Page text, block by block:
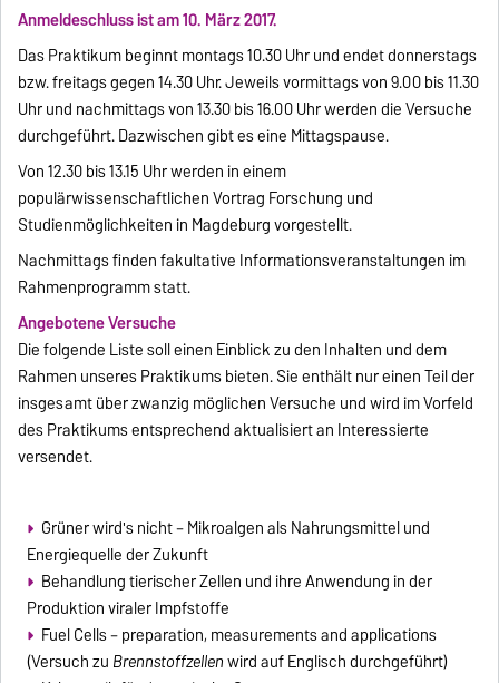
Anmeldeschluss ist am 10. März 2017.
Das Praktikum beginnt montags 10.30 Uhr und endet donnerstags
bzw. freitags gegen 14.30 Uhr. Jeweils vormittags von 9.00 bis 11.30
Uhr und nachmittags von 13.30 bis 16.00 Uhr werden die Versuche
durchgeführt. Dazwischen gibt es eine Mittagspause.
Von 12.30 bis 13.15 Uhr werden in einem
populärwissenschaftlichen Vortrag Forschung und
Studienmöglichkeiten in Magdeburg vorgestellt.
Nachmittags finden fakultative Informationsveranstaltungen im
Rahmenprogramm statt.
Angebotene Versuche
Die folgende Liste soll einen Einblick zu den Inhalten und dem
Rahmen unseres Praktikums bieten. Sie enthält nur einen Teil der
insgesamt über zwanzig möglichen Versuche und wird im Vorfeld
des Praktikums entsprechend aktualisiert an Interessierte
versendet.
Grüner wird's nicht – Mikroalgen als Nahrungsmittel und
Energiequelle der Zukunft
Behandlung tierischer Zellen und ihre Anwendung in der
Produktion viraler Impfstoffe
Fuel Cells – preparation, measurements and applications
(Versuch zu Brennstoffzellenwird auf Englisch durchgeführt)